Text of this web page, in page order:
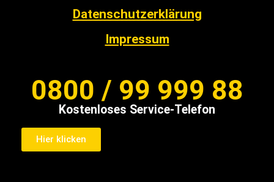
Datenschutzerklärung
Impressum
0800 / 99 999 88
Kostenloses Service-Telefon
Hier klicken